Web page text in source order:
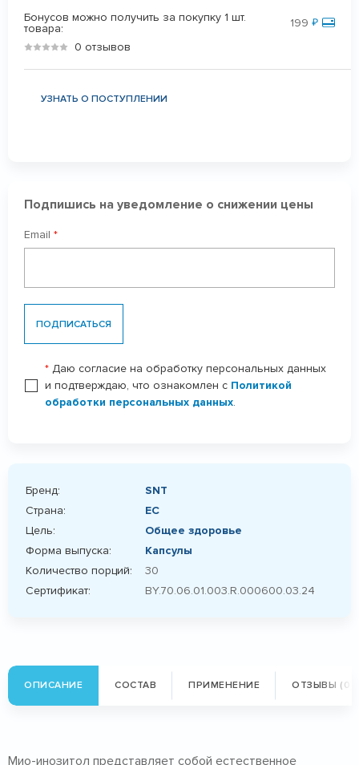
Бонусов можно получить за покупку 1 шт.
товара:
199₽
0 отзывов
УЗНАТЬ О ПОСТУПЛЕНИИ
Подпишись на уведомление о снижении цены
Email *
ПОДПИСАТЬСЯ
* Даю согласие на обработку персональных данных
и подтверждаю, что ознакомлен с Политикой
обработки персональных данных.
Бренд:
SNT
Страна:
ЕС
Цель:
Общее здоровье
Форма выпуска:
Капсулы
Количество порций:
30
Сертификат:
BY.70.06.01.003.R.000600.03.24
ОПИСАНИЕ СОСТАВ ПРИМЕНЕНИЕ ОТЗЫВЫ (0)
Мио-инозитол представляет собой естественное